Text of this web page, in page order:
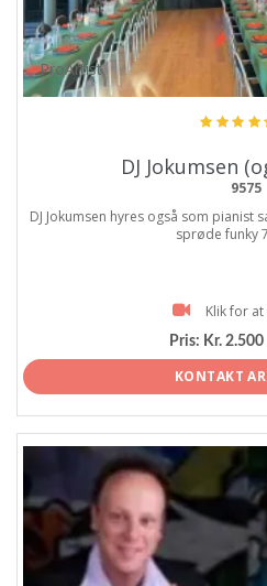
ProArtist
DJ Jokumsen
9575
DJ Jokumsen hyres også som pianist
sprøde funky
Klik for
Pris: Kr.
KONTAKT